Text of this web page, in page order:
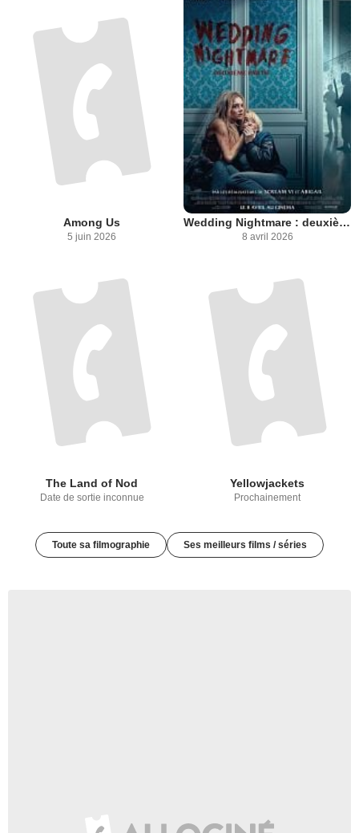
Among Us
5 juin 2026
Wedding Nightmare : deuxième partie
8 avril 2026
The Land of Nod
Date de sortie inconnue
Yellowjackets
Prochainement
Toute sa filmographie Ses meilleurs films / séries